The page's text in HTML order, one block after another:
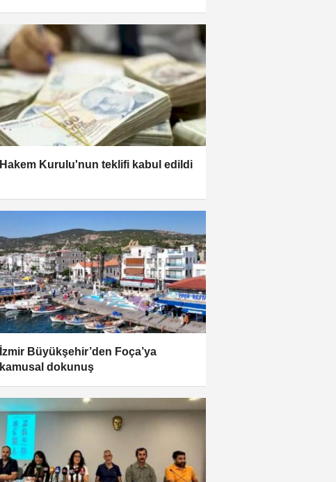
Hakem Kurulu'nun teklifi kabul edildi
İzmir Büyükşehir’den Foça’ya
kamusal dokunuş